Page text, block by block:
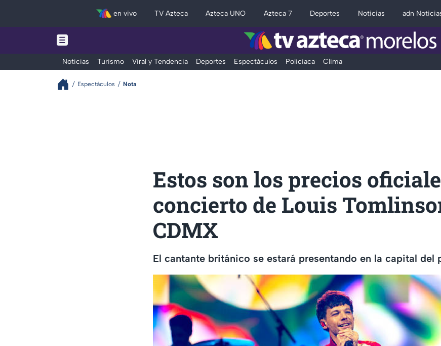
en vivo TV Azteca Azteca UNO Azteca 7 Deportes Noticias adn
Noticias Turismo Viral y Tendencia Deportes Espectáculos Policiaca Clima
Espectáculos Nota
Estos son los precios
concierto de Louis
CDMX
El cantante británico se estará presentando en la capital del